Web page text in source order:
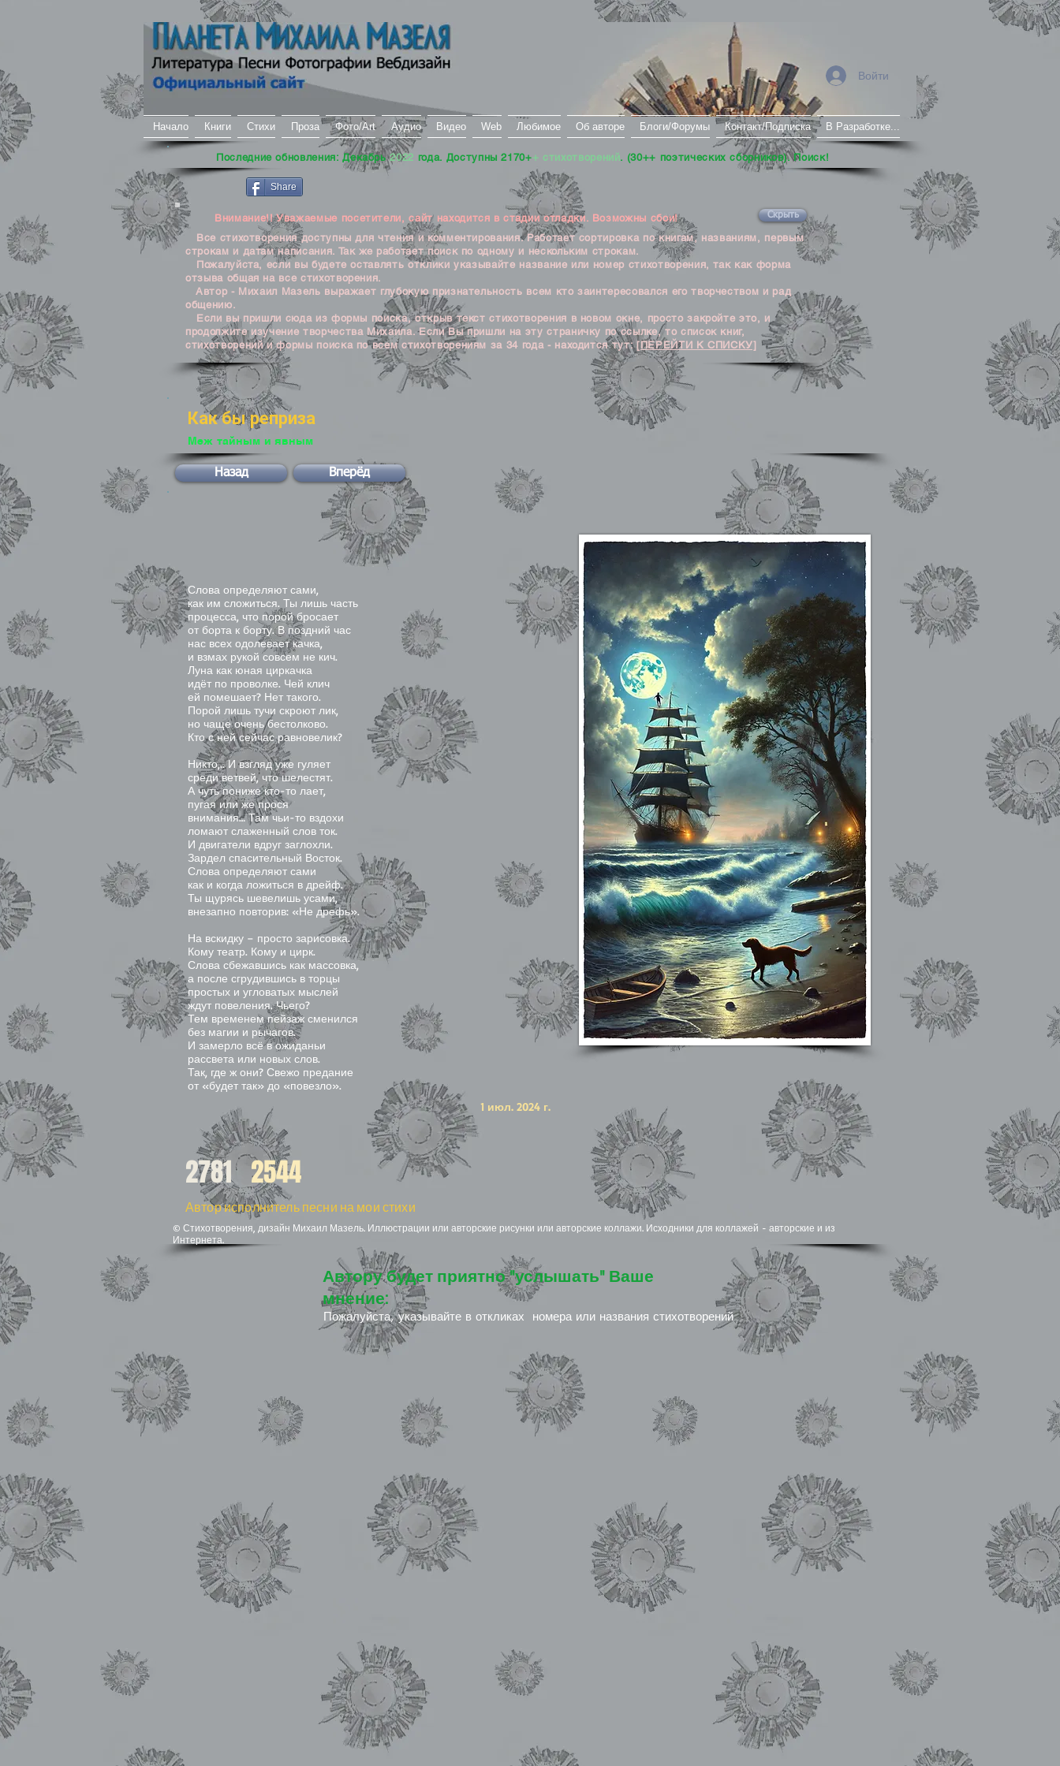
Начало Книги Стихи Проза Фото/Art Аудио Видео Web Любимое Об авторе Блоги/Форумы Контакт/Подписка В Разработке...
Войти
Последние обновления: Декабрь2022 года. Доступны 2170++ стихотворений. (30++ поэтических сборников). Поиск!
Share
Внимание!! Уважаемые посетители, сайт находится в стадии отладки. Возможны сбои! Скрыть
Все стихотворения доступны для чтения и комментирования. Работает сортировка по книгам, названиям, первым
строкам и датам написания. Так же работает поиск по одному и нескольким строкам.
Пожалуйста, если вы будете оставлять отклики указывайте название или номер стихотворения, так как форма
отзыва общая на все стихотворения.
Автор - Михаил Мазель выражает глубокую признательность всем кто заинтересовался его творчеством и рад
общению.
Если вы пришли сюда из формы поиска, открыв текст стихотворения в новом окне, просто закройте это, и
продолжите изучение творчества Михаила. Если Вы пришли на эту страничку по ссылке, то список книг,
стихотворений и формы поиска по всем стихотворениям за 34 года - находится тут:[ПЕРЕЙТИ К СПИСКУ]
Как бы реприза
Меж тайным и явным
Назад Вперёд
Слова определяют сами,
как им сложиться. Ты лишь часть
процесса, что порой бросает
от борта к борту. В поздний час
нас всех одолевает качка,
и взмах рукой совсем не кич.
Луна как юная циркачка
идёт по проволке. Чей клич
ей помешает? Нет такого.
Порой лишь тучи скроют лик,
но чаще очень бестолково.
Кто с ней сейчас равновелик?
Никто,.. И взгляд уже гуляет
среди ветвей, что шелестят.
А чуть пониже кто-то лает,
пугая или же прося
внимания… Там чьи-то вздохи
ломают слаженный слов ток.
И двигатели вдруг заглохли.
Зардел спасительный Восток.
Слова определяют сами
как и когда ложиться в дрейф.
Ты щурясь шевелишь усами,
внезапно повторив: «Не дрефь».
На вскидку – просто зарисовка.
Кому театр. Кому и цирк.
Слова сбежавшись как массовка,
а после сгрудившись в торцы
простых и угловатых мыслей
ждут повеления. Чьего?
Тем временем пейзаж сменился
без магии и рычагов.
И замерло всё в ожиданьи
рассвета или новых слов.
Так, где ж они? Свежо предание
от «будет так» до «повезло».
1 июл. 2024 г.
2781 2544
Автор исполнитель песни на мои стихи
© Стихотворения, дизайн Михаил Мазель. Иллюстрации или авторские рисунки или авторские коллажи. Исходники для коллажей - авторские и из
Интернета.
Автору будет приятно "услышать" Ваше
мнение:
Пожалуйста, указывайте в откликах номера или названия стихотворений